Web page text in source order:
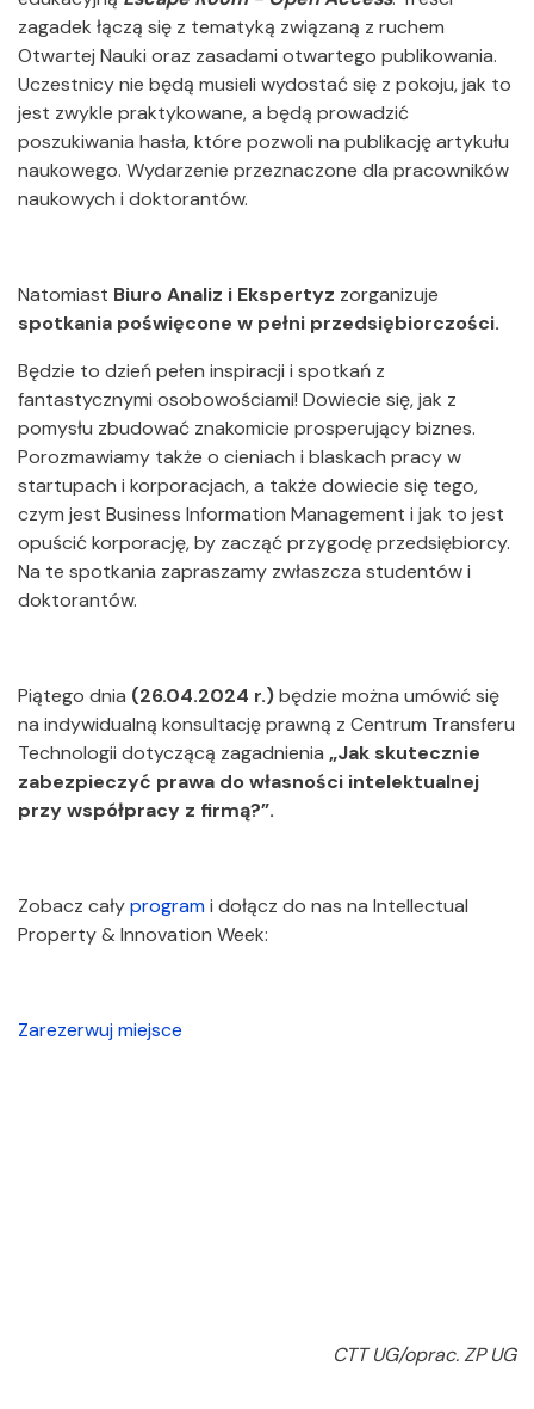
zagadek łączą się z tematyką związaną z ruchem
Otwartej Nauki oraz zasadami otwartego publikowania.
Uczestnicy nie będą musieli wydostać się z pokoju, jak to
jest zwykle praktykowane, a będą prowadzić
poszukiwania hasła, które pozwoli na publikację artykułu
naukowego. Wydarzenie przeznaczone dla pracowników
naukowych i doktorantów.
Natomiast Biuro Analiz i Ekspertyz zorganizuje
spotkania poświęcone w pełni przedsiębiorczości.
Będzie to dzień pełen inspiracji i spotkań z
fantastycznymi osobowościami! Dowiecie się, jak z
pomysłu zbudować znakomicie prosperujący biznes.
Porozmawiamy także o cieniach i blaskach pracy w
startupach i korporacjach, a także dowiecie się tego,
czym jest Business Information Management i jak to jest
opuścić korporację, by zacząć przygodę przedsiębiorcy.
Na te spotkania zapraszamy zwłaszcza studentów i
doktorantów.
Piątego dnia (26.04.2024 r.)będzie można umówić się
na indywidualną konsultację prawną z Centrum Transferu
Technologii dotyczącą zagadnienia „Jak skutecznie
zabezpieczyć prawa do własności intelektualnej
przy współpracy z firmą?”.
Zobacz całyprogrami dołącz do nas na Intellectual
Property & Innovation Week:
Zarezerwuj miejsce
CTT UG/oprac. ZP UG